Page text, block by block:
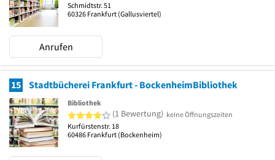
Schmidtstr. 51
60326 Frankfurt (Gallusviertel)
Anrufen
15 Stadtbücherei Frankfurt - BockenheimBibliothek
Bibliothek
4 von 5 Sternen
(1 Bewertung) keine Öffnungszeiten
Kurfürstenstr. 18
60486 Frankfurt (Bockenheim)